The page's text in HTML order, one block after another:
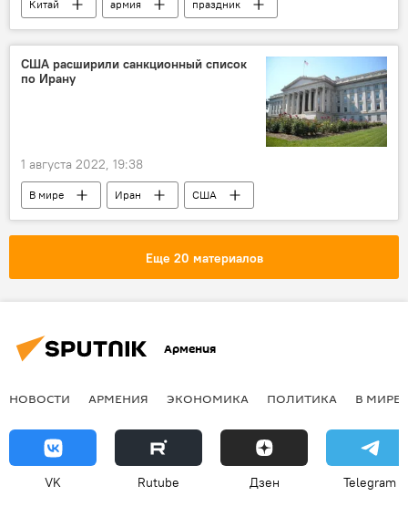
Китай армия
праздник
видеоролик
США расширили санкционный список
по Ирану
1 августа 2022, 19:38
В мире Иран США
Еще 20 материалов
Армения
НОВОСТИ АРМЕНИЯ ЭКОНОМИКА ПОЛИТИКА В МИРЕ
VK Rutube Дзен Telegram